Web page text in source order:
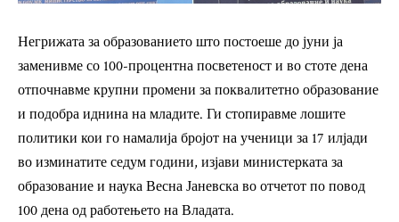
Негрижата за образованието што постоеше до јуни ја
заменивме со 100-процентна посветеност и во стоте дена
отпочнавме крупни промени за поквалитетно образование
и подобра иднина на младите. Ги стопиравме лошите
политики кои го намалија бројот на ученици за 17 илјади
во изминатите седум години, изјави министерката за
образование и наука Весна Јаневска во отчетот по повод
100 дена од работењето на Владата.